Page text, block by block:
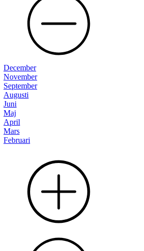
December
November
September
Augusti
Juni
Maj
April
Mars
Februari